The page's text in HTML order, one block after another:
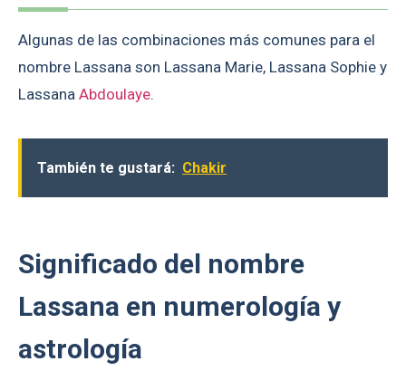
Algunas de las combinaciones más comunes para el
nombre Lassana son Lassana Marie, Lassana Sophie y
Lassana Abdoulaye.
También te gustará: Chakir
Significado del nombre
Lassana en numerología y
astrología